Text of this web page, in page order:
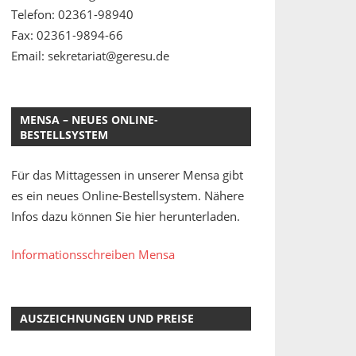
Telefon: 02361-98940
Fax: 02361-9894-66
Email: sekretariat@geresu.de
MENSA – NEUES ONLINE-
BESTELLSYSTEM
Für das Mittagessen in unserer Mensa gibt
es ein neues Online-Bestellsystem. Nähere
Infos dazu können Sie hier herunterladen.
Informationsschreiben Mensa
AUSZEICHNUNGEN UND PREISE